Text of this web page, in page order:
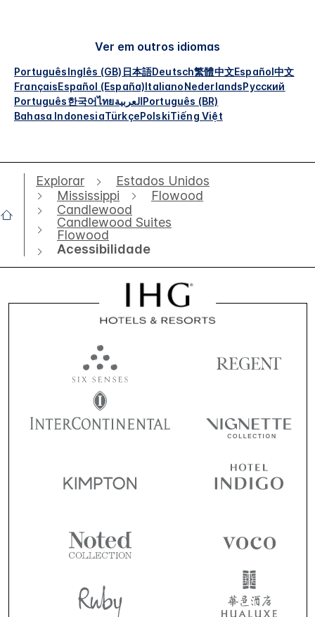
Ver em outros idiomas
PortuguêsInglês (GB) 日本語Deutsch繁體中文Español中文
FrançaisEspañol (España)ItalianoNederlandsРусский
Português한국어ไทยالعربيةPortuguês (BR)
Bahasa IndonesiaTürkçePolskiTiếng Việt
Explorar
Estados Unidos
Mississippi
Flowood
Candlewood
Candlewood Suites
Flowood
Acessibilidade